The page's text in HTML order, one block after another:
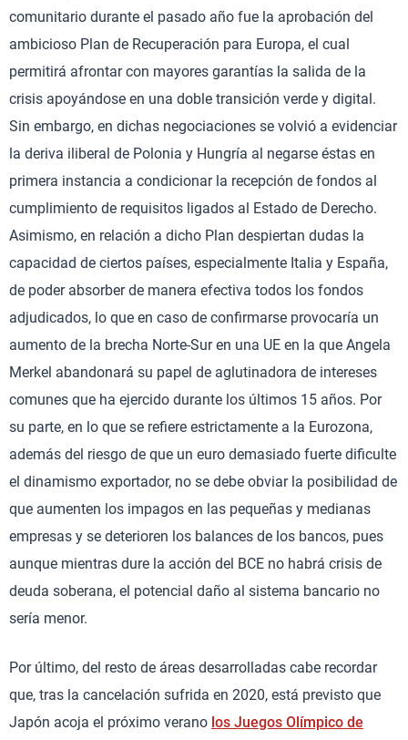
comunitario durante el pasado año fue la aprobación del
ambicioso Plan de Recuperación para Europa, el cual
permitirá afrontar con mayores garantías la salida de la
crisis apoyándose en una doble transición verde y digital.
Sin embargo, en dichas negociaciones se volvió a evidenciar
la deriva iliberal de Polonia y Hungría al negarse éstas en
primera instancia a condicionar la recepción de fondos al
cumplimiento de requisitos ligados al Estado de Derecho.
Asimismo, en relación a dicho Plan despiertan dudas la
capacidad de ciertos países, especialmente Italia y España,
de poder absorber de manera efectiva todos los fondos
adjudicados, lo que en caso de confirmarse provocaría un
aumento de la brecha Norte-Sur en una UE en la que Angela
Merkel abandonará su papel de aglutinadora de intereses
comunes que ha ejercido durante los últimos 15 años. Por
su parte, en lo que se refiere estrictamente a la Eurozona,
además del riesgo de que un euro demasiado fuerte dificulte
el dinamismo exportador, no se debe obviar la posibilidad de
que aumenten los impagos en las pequeñas y medianas
empresas y se deterioren los balances de los bancos, pues
aunque mientras dure la acción del BCE no habrá crisis de
deuda soberana, el potencial daño al sistema bancario no
sería menor.
Por último, del resto de áreas desarrolladas cabe recordar
que, tras la cancelación sufrida en 2020, está previsto que
Japón acoja el próximo verano los Juegos Olímpico de